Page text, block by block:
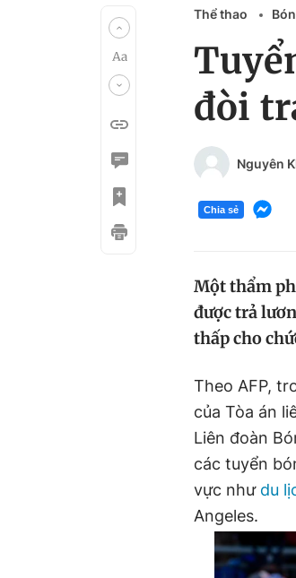
Thể thao
đòi
Nguyên
Chia sẻ
Một thẩm
được trả
thấp cho
Theo AFP,
của Tòa án
Liên đoàn
các tuyển
vực như du
Angeles.